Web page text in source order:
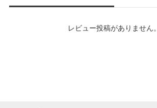
レビュー投稿がありません。